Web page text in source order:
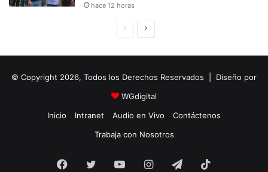
hace 12 horas
i
n
a
u
i
e
e
© Copyright 2026, Todos los Derechos Reservados | Diseño por
WGdigital
Inicio
Intranet Audio en Vivo
Contáctenos
Trabaja con Nosotros
Facebook
Twitter YouTubeInstagramTelegram